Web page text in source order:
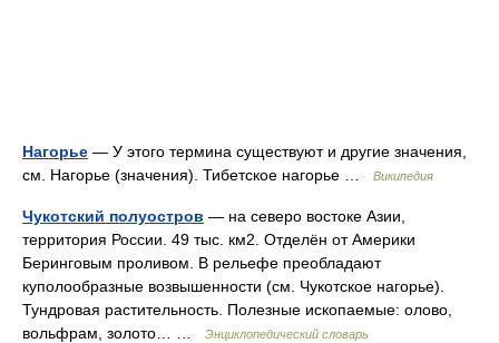
Нагорье — У этого термина существуют и другие значения,
см. Нагорье (значения). Тибетское нагорье …
Википедия
Чукотский полуостров — на северо востоке Азии,
территория России. 49 тыс. км2. Отделён от Америки
Беринговым проливом. В рельефе преобладают
куполообразные возвышенности (см. Чукотское нагорье).
Тундровая растительность. Полезные ископаемые: олово,
вольфрам, золото… …
Энциклопедический словарь